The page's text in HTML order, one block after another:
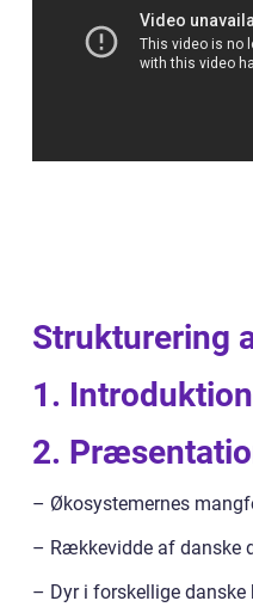
Strukturering
1. Introduktion
2.
– Økosystemernes
– Rækkevidde af danske
– Dyr i forskellige danske